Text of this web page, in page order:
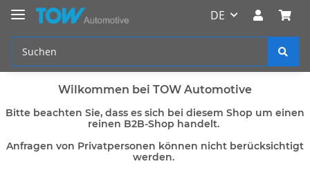
DE
Wilkommen bei TOW Automotive
Bitte beachten Sie, dass es sich bei diesem Shop um einen
reinen B2B-Shop handelt.
Anfragen von Privatpersonen können nicht berücksichtigt
werden.